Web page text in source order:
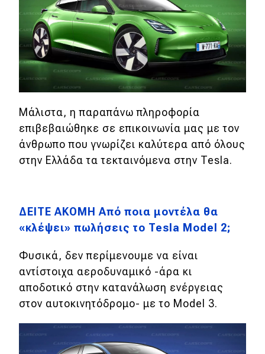
Συμβουλές
ΚΤΕΟ
Οδική βοήθεια
eDRIVE
DRIVE USED
Μάλιστα, η παραπάνω πληροφορία
επιβεβαιώθηκε σε επικοινωνία μας με τον
άνθρωπο που γνωρίζει καλύτερα από όλους
στην Ελλάδα τα τεκταινόμενα στην Tesla.
ΔΕΙΤΕ ΑΚΟΜΗ Από ποια μοντέλα θα
«κλέψει» πωλήσεις το Tesla Model 2;
Φυσικά, δεν περίμενουμε να είναι
αντίστοιχα αεροδυναμικό -άρα κι
αποδοτικό στην κατανάλωση ενέργειας
στον αυτοκινητόδρομο- με το Model 3.